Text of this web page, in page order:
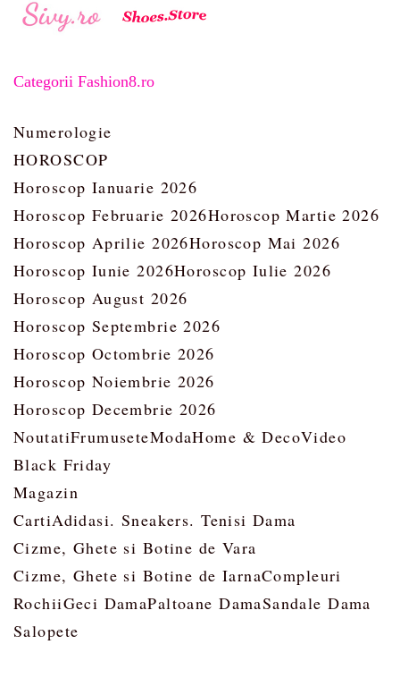
Categorii Fashion8.ro
Numerologie
HOROSCOP
Horoscop Ianuarie 2026
Horoscop Februarie 2026Horoscop Martie 2026
Horoscop Aprilie 2026Horoscop Mai 2026
Horoscop Iunie 2026Horoscop Iulie 2026
Horoscop August 2026
Horoscop Septembrie 2026
Horoscop Octombrie 2026
Horoscop Noiembrie 2026
Horoscop Decembrie 2026
NoutatiFrumuseteModaHome & DecoVideo
Black Friday
Magazin
CartiAdidasi. Sneakers. Tenisi Dama
Cizme, Ghete si Botine de Vara
Cizme, Ghete si Botine de IarnaCompleuri
RochiiGeci DamaPaltoane DamaSandale Dama
Salopete